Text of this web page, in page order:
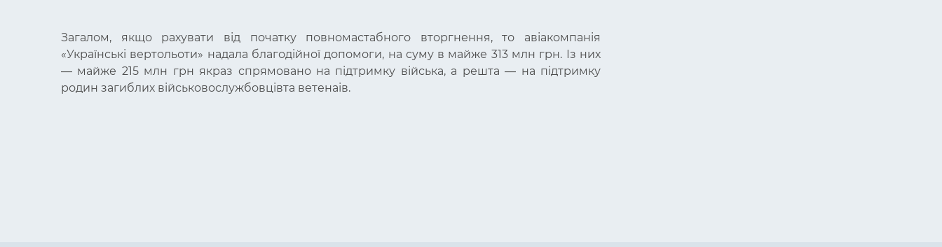
Загалом, якщо рахувати від початку повномастабного вторгнення, то авіакомпанія
«Українські вертольоти» надала благодійної допомоги, на суму в майже 313 млн грн. Із них
— майже 215 млн грн якраз спрямовано на підтримку війська, а решта — на підтримку
родин загиблих військовослужбовцівта ветенаів.